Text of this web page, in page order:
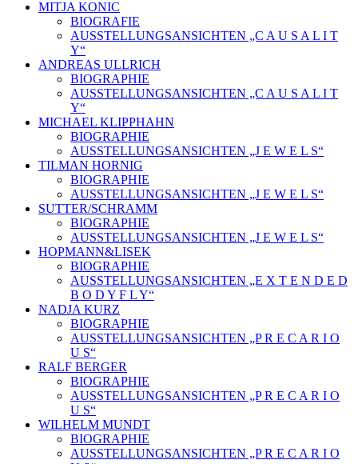
MITJA KONIC
BIOGRAFIE
AUSSTELLUNGSANSICHTEN „C A U S A L I T
Y“
ANDREAS ULLRICH
BIOGRAPHIE
AUSSTELLUNGSANSICHTEN „C A U S A L I T
Y“
MICHAEL KLIPPHAHN
BIOGRAPHIE
AUSSTELLUNGSANSICHTEN „J E W E L S“
TILMAN HORNIG
BIOGRAPHIE
AUSSTELLUNGSANSICHTEN „J E W E L S“
SUTTER/SCHRAMM
BIOGRAPHIE
AUSSTELLUNGSANSICHTEN „J E W E L S“
HOPMANN&LISEK
BIOGRAPHIE
AUSSTELLUNGSANSICHTEN „E X T E N D E D
B O D Y F L Y“
NADJA KURZ
BIOGRAPHIE
AUSSTELLUNGSANSICHTEN „P R E C A R I O
U S“
RALF BERGER
BIOGRAPHIE
AUSSTELLUNGSANSICHTEN „P R E C A R I O
U S“
WILHELM MUNDT
BIOGRAPHIE
AUSSTELLUNGSANSICHTEN „P R E C A R I O